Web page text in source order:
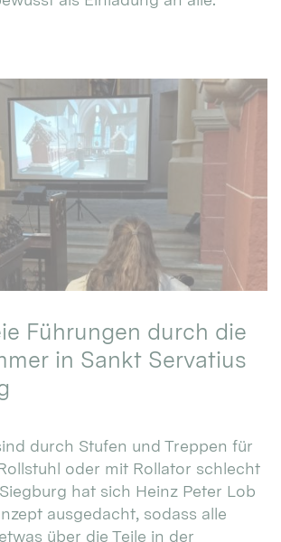
Führungen durch die
in Sankt Servatius
durch Stufen und Treppen für
oder mit Rollator schlecht
hat sich Heinz Peter Lob
ausgedacht, sodass alle
über die Teile in der